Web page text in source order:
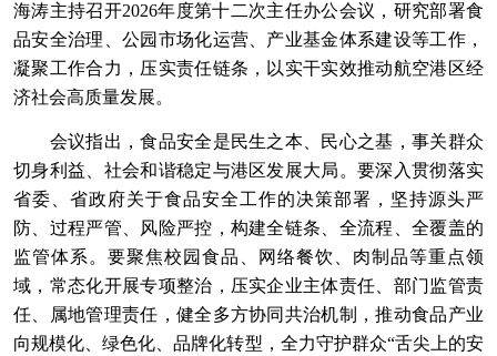
海涛主持召开2026年度第十二次主任办公会议，研究部署食
品安全治理、公园市场化运营、产业基金体系建设等工作，
凝聚工作合力，压实责任链条，以实干实效推动航空港区经
济社会高质量发展。
会议指出，食品安全是民生之本、民心之基，事关群众
切身利益、社会和谐稳定与港区发展大局。要深入贯彻落实
省委、省政府关于食品安全工作的决策部署，坚持源头严
防、过程严管、风险严控，构建全链条、全流程、全覆盖的
监管体系。要聚焦校园食品、网络餐饮、肉制品等重点领
域，常态化开展专项整治，压实企业主体责任、部门监管责
任、属地管理责任，健全多方协同共治机制，推动食品产业
向规模化、绿色化、品牌化转型，全力守护群众“舌尖上的安